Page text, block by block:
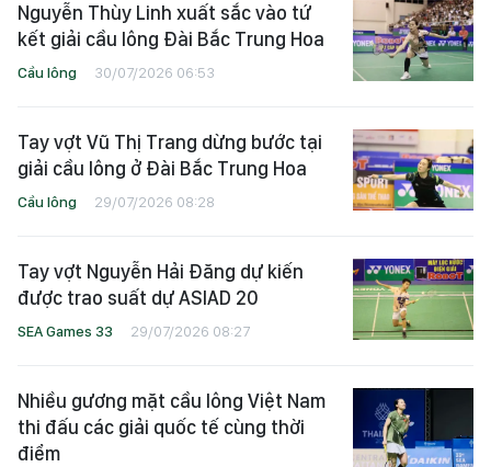
Nguyễn Thùy Linh xuất sắc vào tứ
kết giải cầu lông Đài Bắc Trung Hoa
Cầu lông 30/07/2026 06:53
Tay vợt Vũ Thị Trang dừng bước tại
giải cầu lông ở Đài Bắc Trung Hoa
Cầu lông 29/07/2026 08:28
Tay vợt Nguyễn Hải Đăng dự kiến
được trao suất dự ASIAD 20
SEA Games 33 29/07/2026 08:27
Nhiều gương mặt cầu lông Việt Nam
thi đấu các giải quốc tế cùng thời
điểm